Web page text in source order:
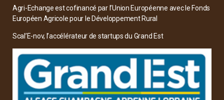
Agri-Echange est cofinancé par l’Union Européenne avec le Fonds
Européen Agricole pour le Développement Rural
Scal’E-nov, l’accélérateur de startups du Grand Est